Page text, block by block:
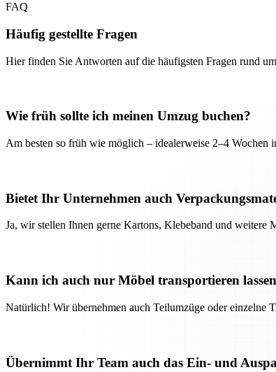
FAQ
Häufig gestellte Fragen
Hier finden Sie Antworten auf die häufigsten Fragen rund
Wie früh sollte ich meinen Umzug buchen?
Am besten so früh wie möglich – idealerweise 2–4
Bietet Ihr Unternehmen auch
Ja, wir stellen Ihnen gerne Kartons, Klebeband und
Kann ich auch nur Möbel transportieren
Natürlich! Wir übernehmen auch Teilumzüge oder einzelne
Übernimmt Ihr Team auch das Ein- und